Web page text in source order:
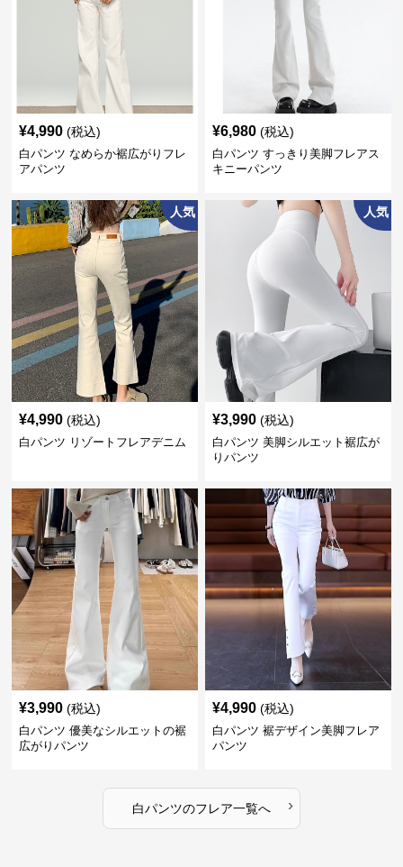
¥4,990 (税込)
白パンツ なめらか裾広がりフレ
アパンツ
¥6,980 (税込)
白パンツ すっきり美脚フレアス
キニーパンツ
人気
¥4,990 (税込)
白パンツ リゾートフレアデニム
人気
¥3,990 (税込)
白パンツ 美脚シルエット裾広が
りパンツ
¥3,990 (税込)
白パンツ 優美なシルエットの裾
広がりパンツ
¥4,990 (税込)
白パンツ 裾デザイン美脚フレア
パンツ
白パンツのフレア一覧へ ›